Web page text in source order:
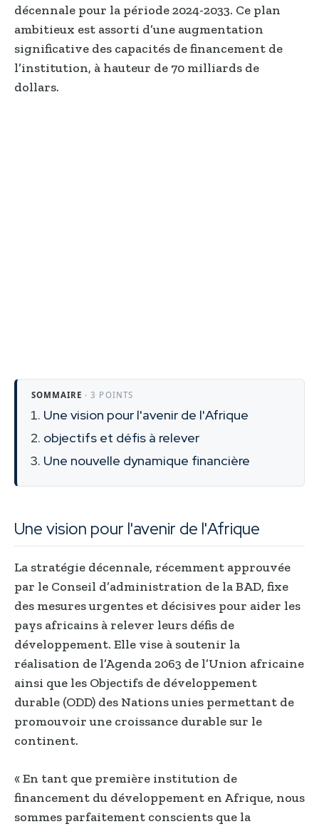
décennale pour la période 2024-2033. Ce plan
ambitieux est assorti d’une augmentation
significative des capacités de financement de
l’institution, à hauteur de 70 milliards de
dollars.
SOMMAIRE · 3 POINTS
Une vision pour l'avenir de l'Afrique
objectifs et défis à relever
Une nouvelle dynamique financière
Une vision pour l'avenir de l'Afrique
La stratégie décennale, récemment approuvée
par le Conseil d’administration de la BAD, fixe
des mesures urgentes et décisives pour aider les
pays africains à relever leurs défis de
développement. Elle vise à soutenir la
réalisation de l’Agenda 2063 de l’Union africaine
ainsi que les Objectifs de développement
durable (ODD) des Nations unies permettant de
promouvoir une croissance durable sur le
continent.
« En tant que première institution de
financement du développement en Afrique, nous
sommes parfaitement conscients que la